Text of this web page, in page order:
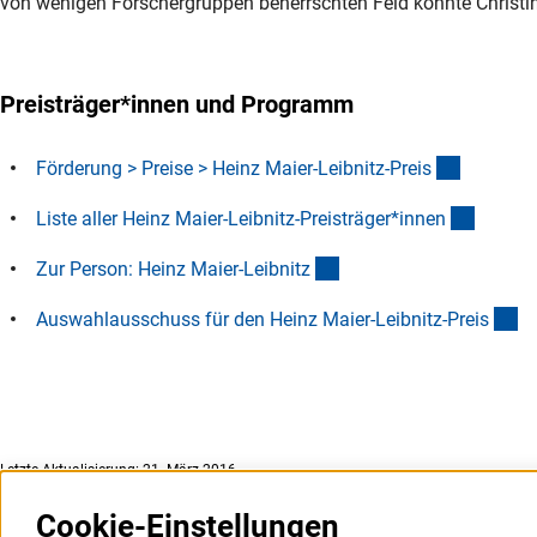
Preisträger*innen und Programm
Förderung > Preise > Heinz Maier-Leibnitz-Preis
Liste aller Heinz Maier-Leibnitz-Preisträger*innen
Zur Person: Heinz Maier-Leibnitz
Auswahlausschuss für den Heinz Maier-Leibnitz-Preis
Letzte Aktualisierung: 21. März 2016
Cookie-Einstellungen